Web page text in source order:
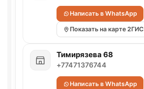
Написать в WhatsApp
Показать на карте 2ГИС
Тимирязева 68
+77471376744
Написать в WhatsApp